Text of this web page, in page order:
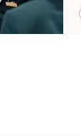
るのでより
は基本的に自
方がいれば大